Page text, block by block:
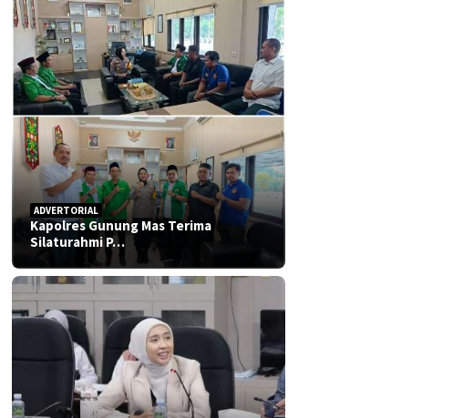
ADVERTORIAL
Kapolres Gunung Mas Terima
Silaturahmi P…